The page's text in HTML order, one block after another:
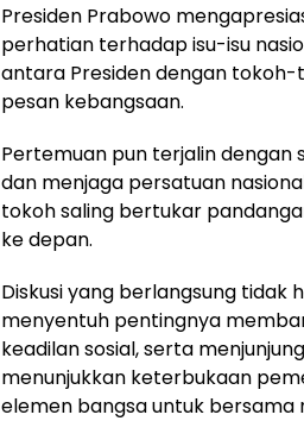
Presiden Prabowo
perhatian terhadap isu-isu
antara Presiden dengan
pesan kebangsaan.
Pertemuan pun terjalin
dan menjaga persatuan
tokoh saling bertukar
ke depan.
Diskusi yang berlangsung
menyentuh pentingnya
keadilan sosial, serta
menunjukkan keterbukaan
elemen bangsa untuk bersama